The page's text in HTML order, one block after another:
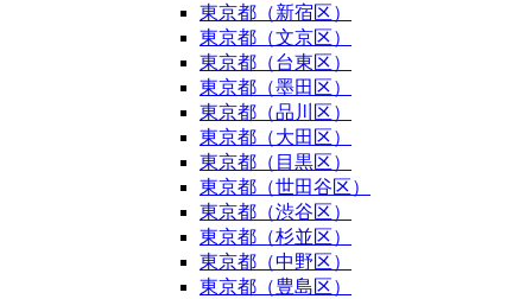
東京都（新宿区）
東京都（文京区）
東京都（台東区）
東京都（墨田区）
東京都（品川区）
東京都（大田区）
東京都（目黒区）
東京都（世田谷区）
東京都（渋谷区）
東京都（杉並区）
東京都（中野区）
東京都（豊島区）